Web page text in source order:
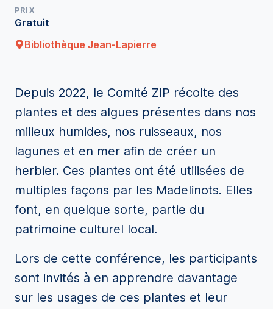
PRIX
Gratuit
Bibliothèque Jean-Lapierre
Depuis 2022, le Comité ZIP récolte des
plantes et des algues présentes dans nos
milieux humides, nos ruisseaux, nos
lagunes et en mer afin de créer un
herbier. Ces plantes ont été utilisées de
multiples façons par les Madelinots. Elles
font, en quelque sorte, partie du
patrimoine culturel local.
Lors de cette conférence, les participants
sont invités à en apprendre davantage
sur les usages de ces plantes et leur